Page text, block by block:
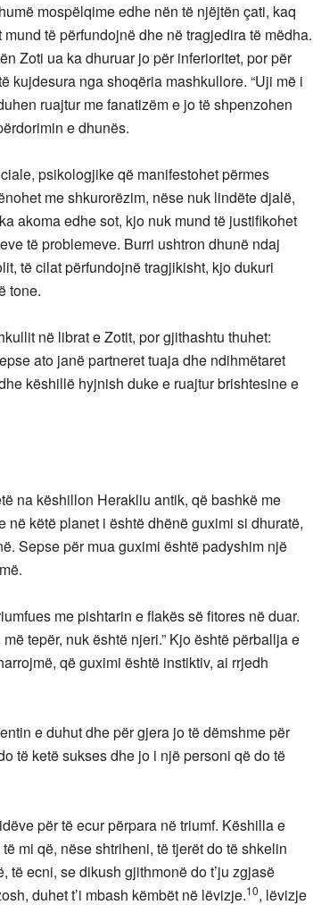
mospëlqime edhe nën të njëjtën çati, kaq
të përfundojnë dhe në tragjedira të mëdha.
Zoti ua ka dhuruar jo për inferioritet, por për
kujdesura nga shoqëria mashkullore. “Uji më i
ruajtur me fanatizëm e jo të shpenzohen
e dhunës.
psikologjike që manifestohet përmes
me shkurorëzim, nëse nuk lindëte djalë,
akoma edhe sot, kjo nuk mund të justifikohet
të problemeve. Burri ushtron dhunë ndaj
të cilat përfundojnë tragjikisht, kjo dukuri
tone.
në librat e Zotit, por gjithashtu thuhet:
ato janë partneret tuaja dhe ndihmëtaret
këshillë hyjnish duke e ruajtur brishtesine e
na këshillon Herakliu antik, që bashkë me
këtë planet i është dhënë guximi si dhuratë,
Sepse për mua guximi është padyshim një
me pishtarin e flakës së fitores në duar.
tepër, nuk është njeri.” Kjo është përballja e
që guximi është instiktiv, ai rrjedh
e duhut dhe për gjera jo të dëmshme për
të ketë sukses dhe jo i një personi që do të
për të ecur përpara në triumf. Këshilla e
mi që, nëse shtriheni, të tjerët do të shkelin
të ecni, se dikush gjithmonë do t’ju zgjasë
duhet t’i mbash këmbët në lëvizje.10, lëvizje